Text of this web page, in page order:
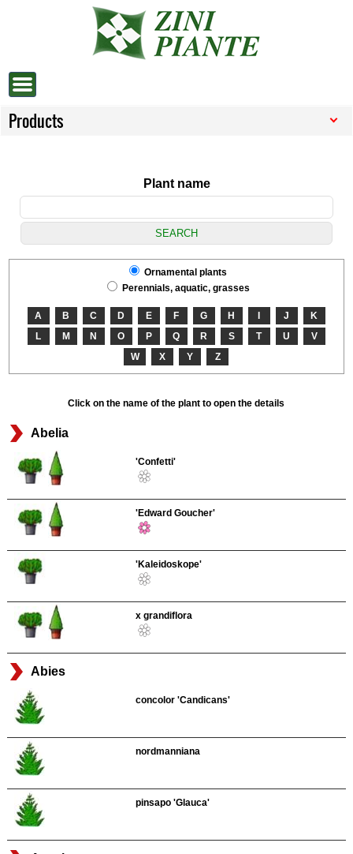
Products
Plant name
Ornamental plants
Perennials, aquatic, grasses
A B C D E F G H J
K
L
M N O P Q R S T U
V
W
X Y Z
Click on the name of the plant to open the details
Abelia
'Confetti'
'Edward Goucher'
'Kaleidoskope'
x grandiflora
Abies
concolor 'Candicans'
nordmanniana
pinsapo 'Glauca'